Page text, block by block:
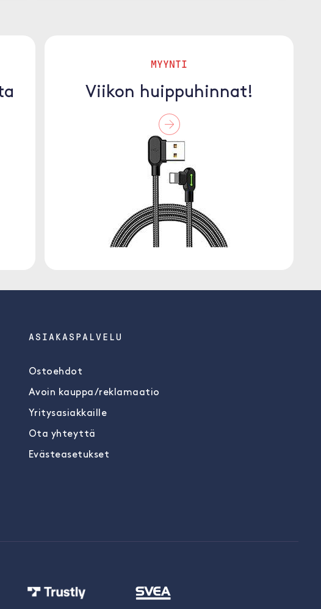
MYYNTI
Viikon huippuhinnat!
ASIAKASPALVELU
Ostoehdot
Avoin kauppa/reklamaatio
Yritysasiakkaille
Ota yhteyttä
Evästeasetukset